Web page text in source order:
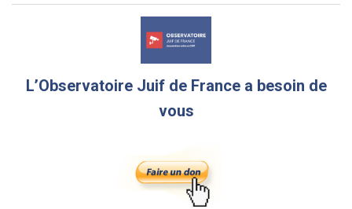
L’Observatoire Juif de France a besoin de
vous